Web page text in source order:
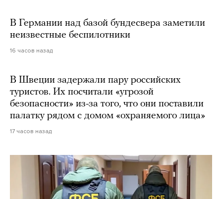
В Германии над базой бундесвера заметили
неизвестные беспилотники
16 часов назад
В Швеции задержали пару российских
туристов. Их посчитали «угрозой
безопасности» из-за того, что они поставили
палатку рядом с домом «охраняемого лица»
17 часов назад